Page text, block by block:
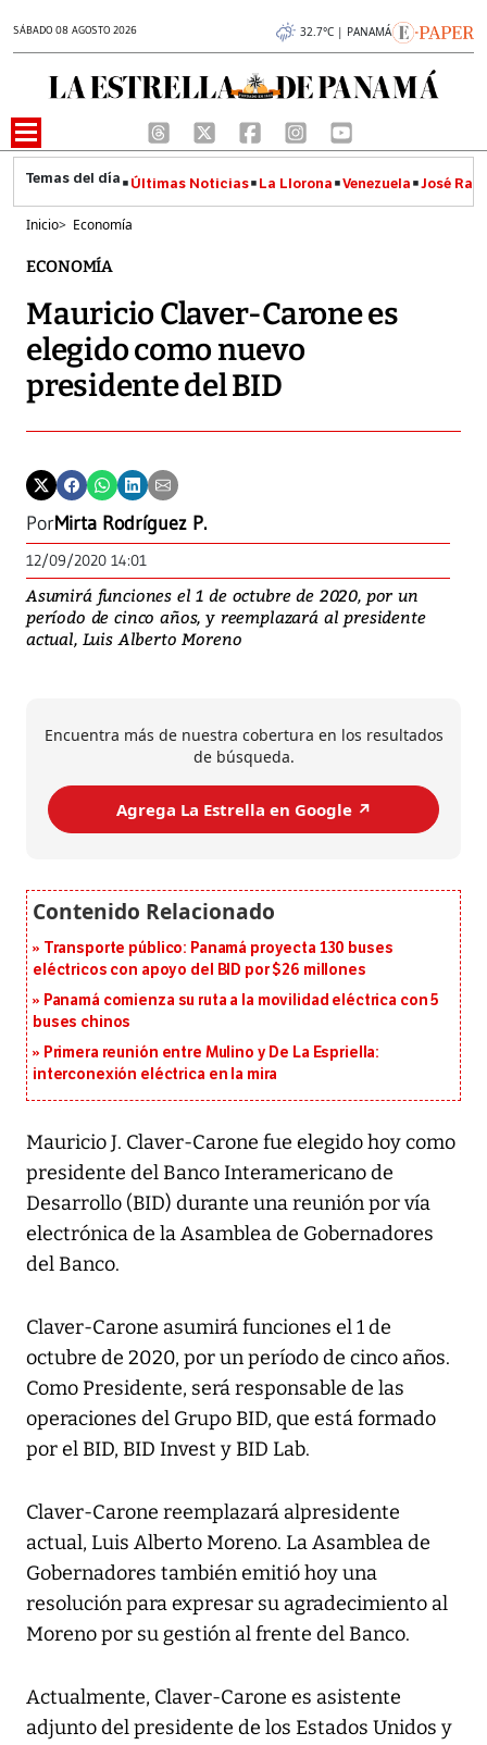
SÁBADO 08 AGOSTO 2026 32.7°C | PANAMÁ
Últimas Noticias La Llorona Venezuela José
Inicio> Economía
ECONOMÍA
Mauricio Claver-Carone es
elegido como nuevo
presidente del BID
PorMirta Rodríguez P.
12/09/2020 14:01
Asumirá funciones el 1 de octubre de 2020, por un
período de cinco años, y reemplazará al presidente
actual, Luis Alberto Moreno
Encuentra más de nuestra cobertura en los resultados
de búsqueda.
Agrega La Estrella en Google ↗️
Transporte público: Panamá proyecta 130 buses
eléctricos con apoyo del BID por $26 millones
Panamá comienza su ruta a la movilidad eléctrica con 5
buses chinos
Primera reunión entre Mulino y De La Espriella:
interconexión eléctrica en la mira
Mauricio J. Claver-Carone fue elegido hoy como
presidente del Banco Interamericano de
Desarrollo (BID) durante una reunión por vía
electrónica de la Asamblea de Gobernadores
del Banco.
Claver-Carone asumirá funciones el 1 de
octubre de 2020, por un período de cinco años.
Como Presidente, será responsable de las
operaciones del Grupo BID, que está formado
por el BID, BID Invest y BID Lab.
Claver-Carone reemplazará alpresidente
actual, Luis Alberto Moreno. La Asamblea de
Gobernadores también emitió hoy una
resolución para expresar su agradecimiento al
Moreno por su gestión al frente del Banco.
Actualmente, Claver-Carone es asistente
adjunto del presidente de los Estados Unidos y